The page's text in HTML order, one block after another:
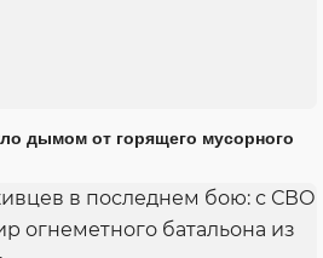
дымом от горящего мусорного